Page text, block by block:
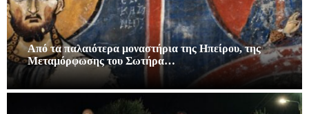
Από τα παλαιότερα μοναστήρια της Ηπείρου, της
Μεταμόρφωσης του Σωτήρα…